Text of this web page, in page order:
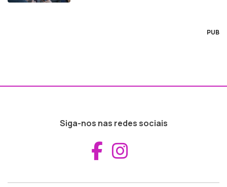
PUB
Siga-nos nas redes sociais
Aceder ao